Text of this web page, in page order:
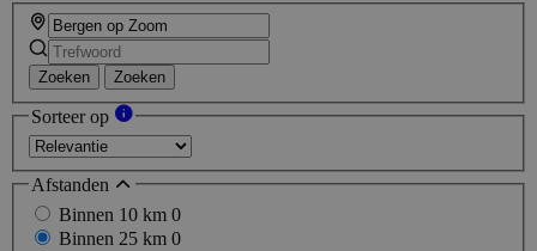
Zoeken Zoeken
Sorteer op
Afstanden
Binnen 10 km 0
Binnen 25 km 0